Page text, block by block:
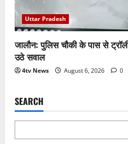
Uttar Pradesh
जालौन: पुलिस चौकी के पास से ट्रॉली
उठे सवाल
4tv News August 6, 2026 0
SEARCH